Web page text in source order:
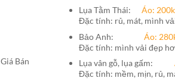
Giá Bán
Lụa Tằm Thái: Áo: 200k
Đặc tính: rủ, mát, mình
Bảo Anh: Áo:
Đặc tính: mình vải đẹp
Lụa vân gỗ, lụa gấm:
Đặc tính: mềm, mịn, rủ,